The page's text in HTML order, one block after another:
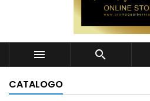
 
CATALOGO